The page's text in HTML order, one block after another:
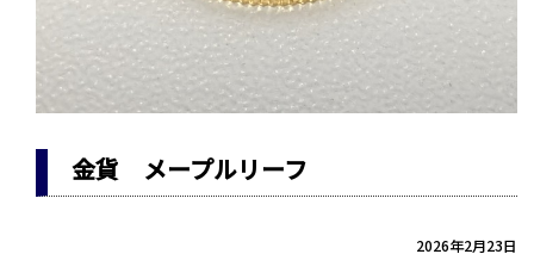
金貨 メープルリーフ
2026年2月23日